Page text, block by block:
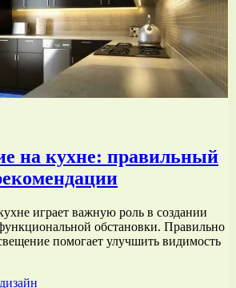
на кухне: правильный
играет важную роль в создании
обстановки. Правильно
помогает улучшить видимость